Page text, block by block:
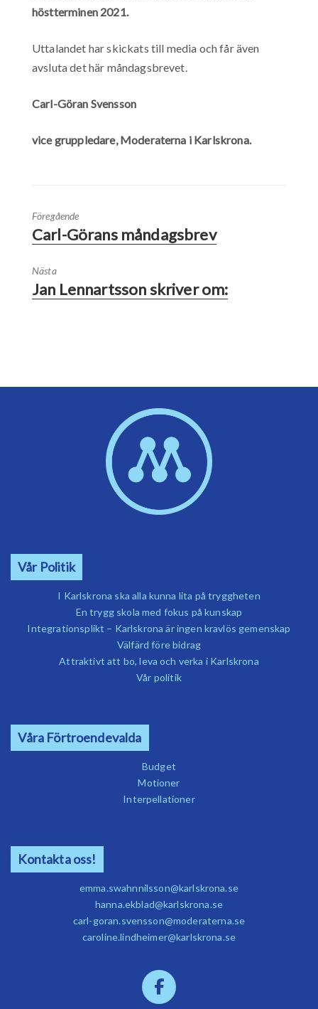
höstterminen 2021.
Uttalandet har skickats till media och får även
avsluta det här måndagsbrevet.
Carl-Göran Svensson
vice gruppledare, Moderaterna i Karlskrona.
Föregående
Carl-Görans måndagsbrev
Nästa
Jan Lennartsson skriver om:
Vår Politik
I Karlskrona ska alla kunna lita på tryggheten
En trygg skola med fokus på kunskap
Integrationsplikt – Karlskrona är ingen kravlös gemenskap
Välfärd före bidrag
Attraktivt att bo, leva och verka i Karlskrona
Vår politik
Våra Förtroendevalda
Budget
Motioner
Interpellationer
Kontakta oss!
emma.swahnnilsson@karlskrona.se
hanna.ekblad@karlskrona.se
carl-goran.svensson@moderaterna.se
caroline.lindheimer@karlskrona.se